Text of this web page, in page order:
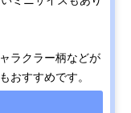
ラクラー柄などが
おすすめです。